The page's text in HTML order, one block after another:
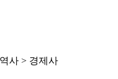
사 > 경제사